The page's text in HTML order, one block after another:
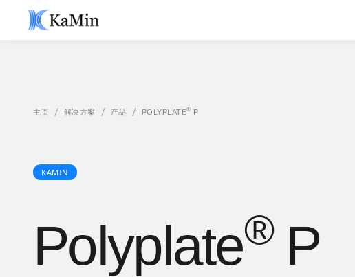
主页 / 解决方案 / 产品 / POLYPLATE® P
KAMIN
Polyplate®P